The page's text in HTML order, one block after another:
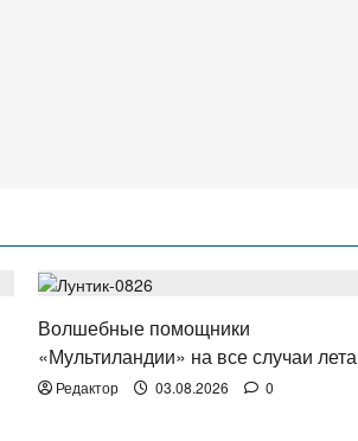
ТВ. РАДИО. КИНО.
Волшебные помощники
«Мультиландии» на все случаи лета
Редактор 03.08.2026 0